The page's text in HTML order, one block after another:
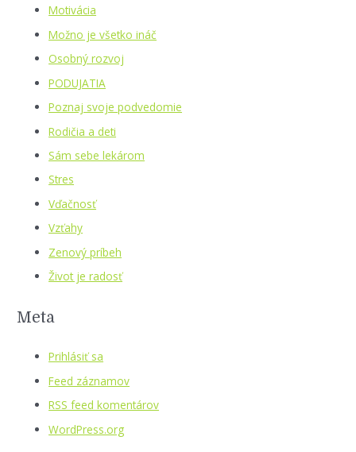
Motivácia
Možno je všetko ináč
Osobný rozvoj
PODUJATIA
Poznaj svoje podvedomie
Rodičia a deti
Sám sebe lekárom
Stres
Vďačnosť
Vzťahy
Zenový príbeh
Život je radosť
Meta
Prihlásiť sa
Feed záznamov
RSS feed komentárov
WordPress.org